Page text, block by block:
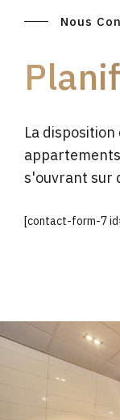
Nous
La
s'ouvrant sur
[contact-form-7